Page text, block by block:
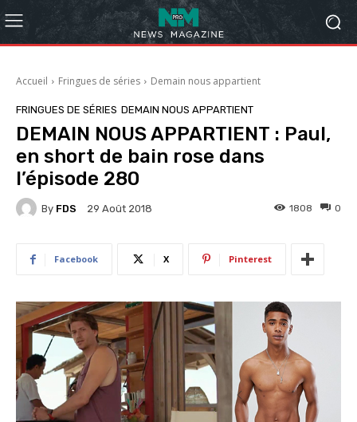
Accueil Fringues de séries Demain nous appartient
FRINGUES DE SÉRIES DEMAIN NOUS APPARTIENT
DEMAIN NOUS APPARTIENT : Paul,
en short de bain rose dans
l’épisode 280
By FDS 29 Août 2018 0
1808
Facebook X Pinterest